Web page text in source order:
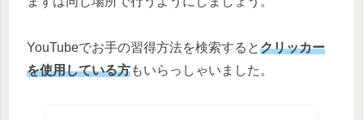
YouTubeでお手の習得方法を検索するとクリッカー
を使用している方もいらっしゃいました。